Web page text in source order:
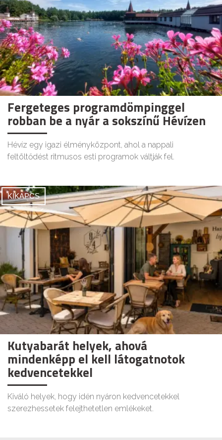
Fergeteges programdömpinggel
robban be a nyár a sokszínű Hévízen
Hévíz egy igazi élményközpont, ahol a nappali
feltöltődést ritmusos esti programok váltják fel.
KIKAPCS
Kutyabarát helyek, ahová
mindenképp el kell látogatnotok
kedvencetekkel
Kiváló helyek, hogy idén nyáron kedvencetekkel
szerezhessetek felejthetetlen emlékeket.